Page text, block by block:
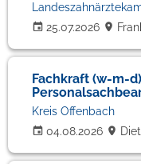
25.07.2026
Fachkraft (w-m-
04.08.2026
Kreis Offenbach